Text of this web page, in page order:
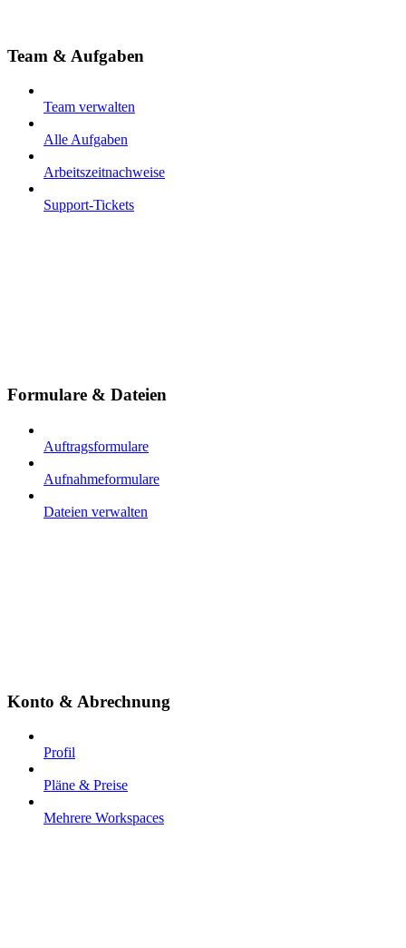
Team & Aufgaben
Team verwalten
Alle Aufgaben
Arbeitszeitnachweise
Support-Tickets
Formulare & Dateien
Auftragsformulare
Aufnahmeformulare
Dateien verwalten
Konto & Abrechnung
Profil
Pläne & Preise
Mehrere Workspaces